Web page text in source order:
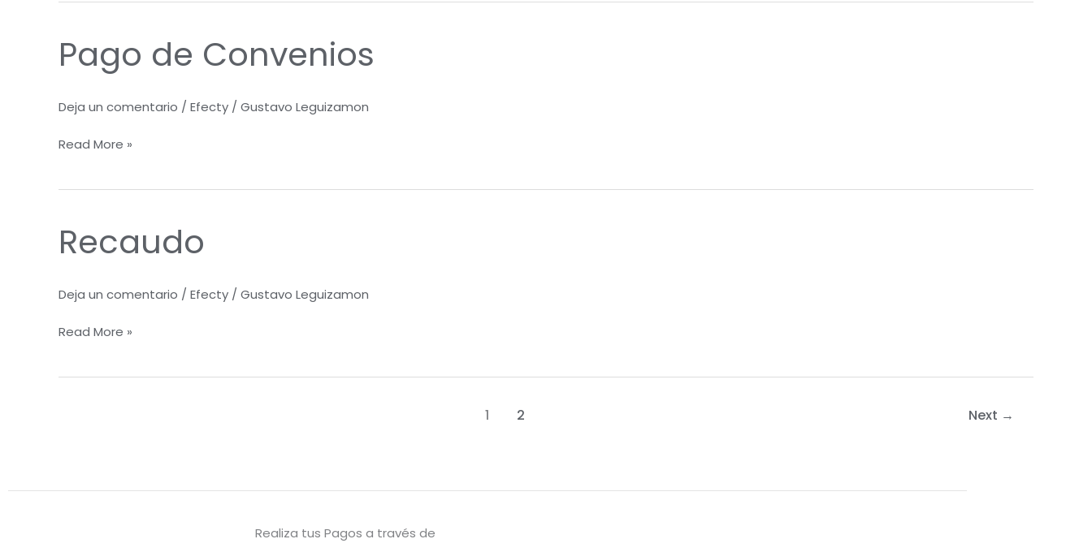
Pago de Convenios
Deja un comentario / Efecty / Gustavo Leguizamon
Pago
de
Read More »
Recaudo
Deja un comentario / Efecty / Gustavo Leguizamon
Recaudo
Read More »
1 2 Next →
Realiza tus Pagos a través de